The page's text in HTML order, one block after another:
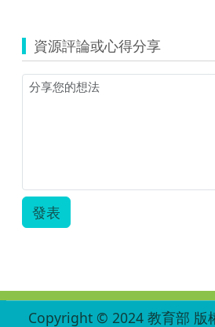
資源評論或心得分享
發表
Copyright © 2024 教育部 版